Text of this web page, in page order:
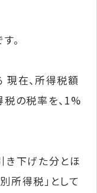
。
在、所得税額
の税率を、1%
下げた分とほ
所得税」として